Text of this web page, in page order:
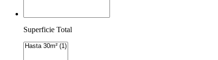
Superficie Total